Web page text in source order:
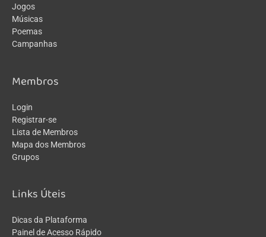
Jogos
Músicas
Poemas
Campanhas
Membros
Login
Registrar-se
Lista de Membros
Mapa dos Membros
Grupos
Links Úteis
Dicas da Plataforma
Painel de Acesso Rápido